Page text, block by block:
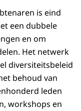
is eind
een dubbele
en om
Het netwerk
diversiteitsbeleid
behoud van
leden
workshops en